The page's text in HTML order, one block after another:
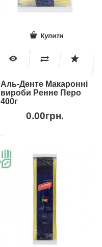
Купити
Аль-Денте Макаронні
вироби Ренне Перо
400г
0.00грн.
..